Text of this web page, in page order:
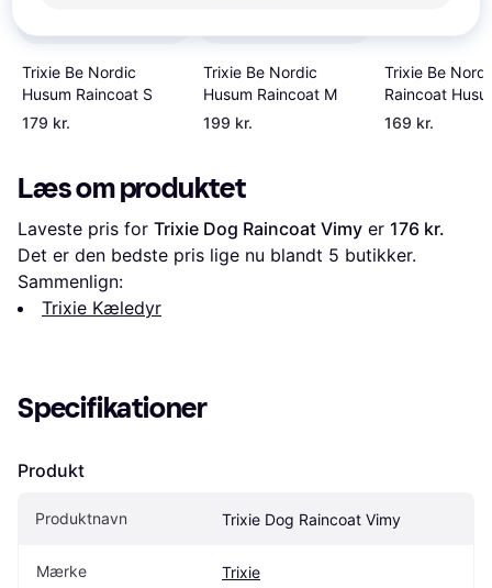
Trixie Be Nordic
Husum Raincoat S
179 kr.
Trixie Be Nordic
Husum Raincoat M
199 kr.
Trixie Be
Raincoat
169 kr.
Læs om produktet
Laveste pris for Trixie Dog Raincoat Vimy er 176 kr.
Det er den bedste pris lige nu blandt 5 butikker.
Sammenlign:
Trixie Kæledyr
Specifikationer
Produkt
Produktnavn Trixie Dog Raincoat Vimy
Mærke Trixie